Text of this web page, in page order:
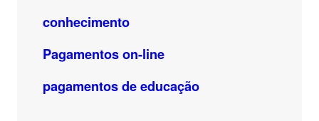
conhecimento
Pagamentos on-line
pagamentos de educação